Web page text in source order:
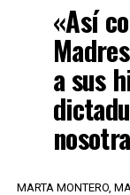
«Así
a sus
MARTA MONTERO,